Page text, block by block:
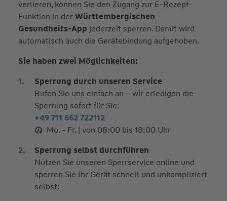
verlieren, können Sie den Zugang zur E-Rezept-
Funktion in derWürttembergischen
Gesundheits-App jederzeit sperren. Damit wird
automatisch auch die Gerätebindung aufgehoben.
Sie haben zwei Möglichkeiten:
Sperrung durch unseren Service
Rufen Sie uns einfach an – wir erledigen die
Sperrung sofort für Sie:
+49 711 662 722112
Mo. - Fr. | von 08:00 bis 18:00 Uhr
Sperrung selbst durchführen
Nutzen Sie unseren Sperrservice online und
sperren Sie Ihr Gerät schnell und unkompliziert
selbst: